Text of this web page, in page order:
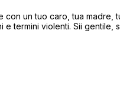
con un tuo caro, tua madre,
e termini violenti. Sii gentile,